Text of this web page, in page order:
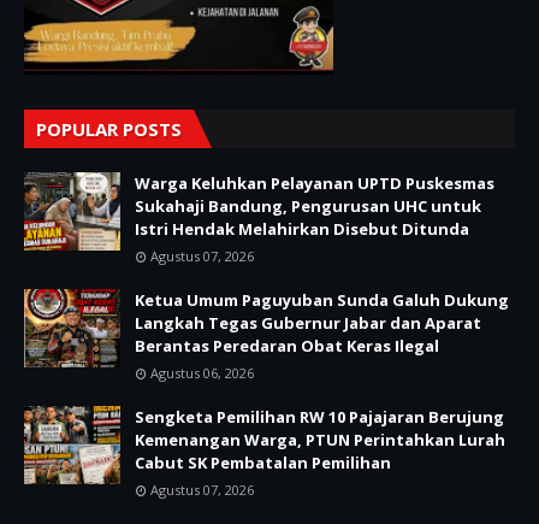
POPULAR POSTS
Warga Keluhkan Pelayanan UPTD Puskesmas
Sukahaji Bandung, Pengurusan UHC untuk
Istri Hendak Melahirkan Disebut Ditunda
Agustus 07, 2026
Ketua Umum Paguyuban Sunda Galuh Dukung
Langkah Tegas Gubernur Jabar dan Aparat
Berantas Peredaran Obat Keras Ilegal
Agustus 06, 2026
Sengketa Pemilihan RW 10 Pajajaran Berujung
Kemenangan Warga, PTUN Perintahkan Lurah
Cabut SK Pembatalan Pemilihan
Agustus 07, 2026